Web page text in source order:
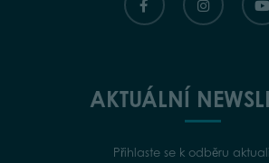
AKTUÁLNÍ
Přihlaste se k odběru